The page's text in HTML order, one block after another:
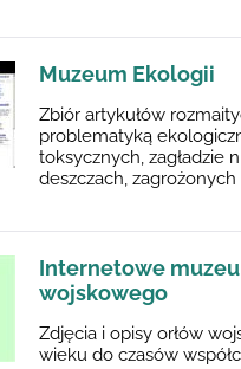
Muzeum Ekologii
Zbiór artykułów
problematyką
toksycznych, zagładzie
deszczach,
Internetowe
wojskowego
Zdjęcia i opisy orłów
wieku do czasów